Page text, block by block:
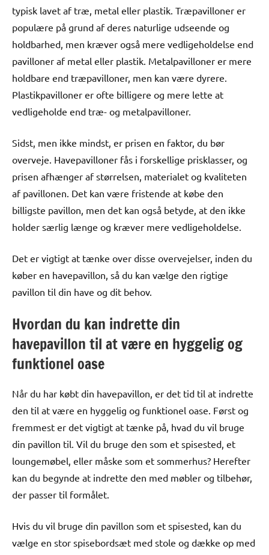
typisk lavet af træ, metal eller plastik. Træpavilloner er
populære på grund af deres naturlige udseende og
holdbarhed, men kræver også mere vedligeholdelse end
pavilloner af metal eller plastik. Metalpavilloner er mere
holdbare end træpavilloner, men kan være dyrere.
Plastikpavilloner er ofte billigere og mere lette at
vedligeholde end træ- og metalpavilloner.
Sidst, men ikke mindst, er prisen en faktor, du bør
overveje. Havepavilloner fås i forskellige prisklasser, og
prisen afhænger af størrelsen, materialet og kvaliteten
af pavillonen. Det kan være fristende at købe den
billigste pavillon, men det kan også betyde, at den ikke
holder særlig længe og kræver mere vedligeholdelse.
Det er vigtigt at tænke over disse overvejelser, inden du
køber en havepavillon, så du kan vælge den rigtige
pavillon til din have og dit behov.
Hvordan du kan indrette din
havepavillon til at være en hyggelig og
funktionel oase
Når du har købt din havepavillon, er det tid til at indrette
den til at være en hyggelig og funktionel oase. Først og
fremmest er det vigtigt at tænke på, hvad du vil bruge
din pavillon til. Vil du bruge den som et spisested, et
loungemøbel, eller måske som et sommerhus? Herefter
kan du begynde at indrette den med møbler og tilbehør,
der passer til formålet.
Hvis du vil bruge din pavillon som et spisested, kan du
vælge en stor spisebordsæt med stole og dække op med